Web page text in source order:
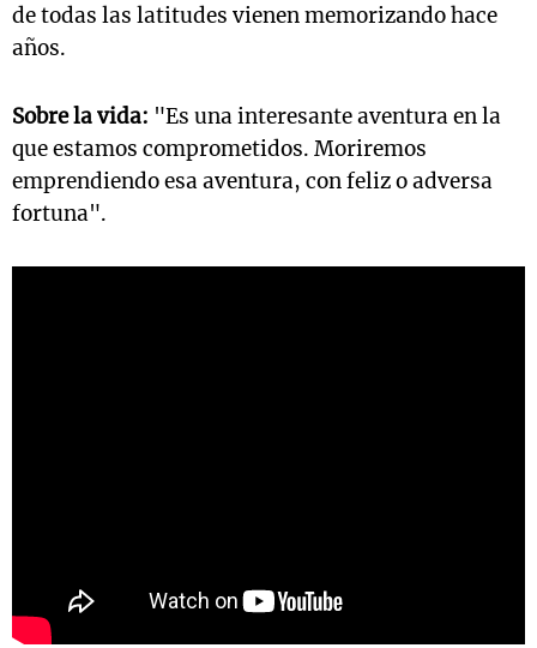
de todas las latitudes vienen memorizando hace
años.
Sobre la vida: "Es una interesante aventura en la
que estamos comprometidos. Moriremos
emprendiendo esa aventura, con feliz o adversa
fortuna".